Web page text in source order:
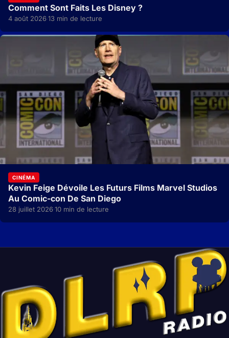
Comment Sont Faits Les Disney ?
4 août 2026·13 min de lecture
CINÉMA
Kevin Feige Dévoile Les Futurs Films Marvel Studios
Au Comic-con De San Diego
28 juillet 2026·10 min de lecture